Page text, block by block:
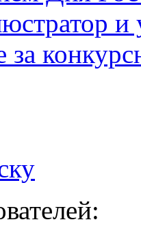
и
за